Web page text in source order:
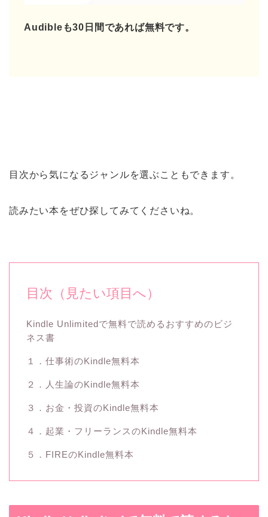
Audibleも30日間であれば無料です。
目次から気になるジャンルを選ぶこともできます。
読みたい本をぜひ探してみてくださいね。
目次（見たい項目へ）
Kindle Unlimitedで無料で読めるおすすめのビジ
ネス書
１．仕事術のKindle無料本
２．人生論のKindle無料本
３．お金・投資のKindle無料本
４．起業・フリーランスのKindle無料本
５．FIREのKindle無料本